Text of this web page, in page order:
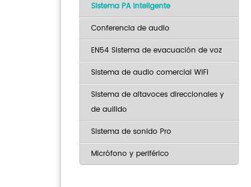
Sistema PA inteligente
Conferencia de audio
EN54 Sistema de evacuación de voz
Sistema de audio comercial WiFi
Sistema de altavoces direccionales y
de aullido
Sistema de sonido Pro
Micrófono y periférico